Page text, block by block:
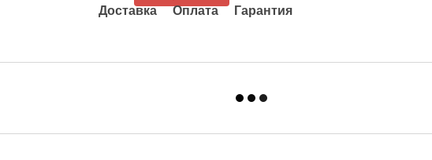
Доставка Оплата Гарантия